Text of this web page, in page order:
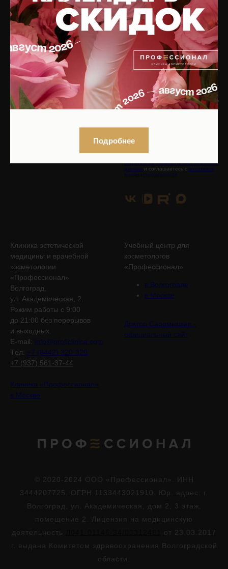
Подобрать процедуру
Записаться на приём
Контакты
КОСМЕТИКА
Интернет-магазин
Каталог по брендам
Оплата и доставка
БУДЬТЕ В КУРСЕ ОБ
АКЦИЯХ!
ПОДПИШИТЕСЬ НА
РАССЫЛКУ,
ИЛИ
ПРИСОЕДИНЯЙТЕСЬ
К НАМ В СОЦСЕТЯХ!
согласие на обработку персональных
данных и соглашаетесь с политикой
конфиденциальности
Клиника эстетической
медицины и врачебной
косметологии
«Профессионал»
Волгоград,
ул. Академическая, 2.
Режим работы с 9:00
до 21:00 без перерывов
и выходных.
E-mail: info@proficlinica.com
Tел. +7 (8442) 320-320
+7 (937) 561-37-44
Клиника «Профессионал»
в Москве
Учебный центр для
косметологов
«Профессионал»
в Волгограде
в Москве
Доктор Саромыцкая -
официальный сайт
© 2020-2024 ООО «Профессионал». ИНН
3444207725. ОГРН 1133443021910. Юр. адрес: г.
Волгоград, ул. Академическая, дом 2, 3 этаж,
помещение 2. Лицензия на медицинскую
деятельность
от 23.03.2017
г. выдана Комитетом здравоохранения Волгоградской
области.
Подробнее